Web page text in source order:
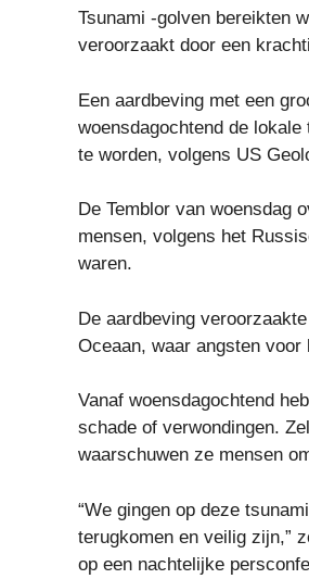
Tsunami -golven bereikten
veroorzaakt door een
Een aardbeving met een
woensdagochtend de
te worden, volgens US
De Temblor van woensdag
mensen, volgens het
waren.
De aardbeving
Oceaan, waar angsten
Vanaf woensdagochtend
schade of verwondingen.
waarschuwen ze mensen
“We gingen op deze
terugkomen en veilig zijn,”
op een nachtelijke